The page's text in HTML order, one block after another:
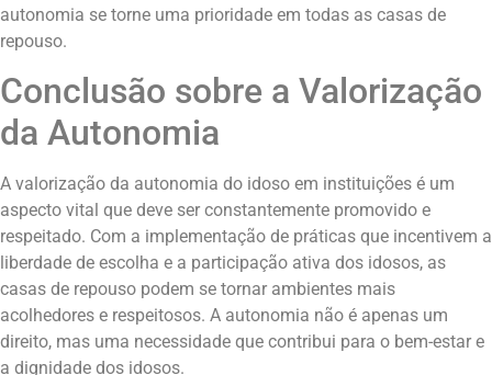
autonomia se torne uma prioridade em todas as casas de
repouso.
Conclusão sobre a Valorização
da Autonomia
A valorização da autonomia do idoso em instituições é um
aspecto vital que deve ser constantemente promovido e
respeitado. Com a implementação de práticas que incentivem a
liberdade de escolha e a participação ativa dos idosos, as
casas de repouso podem se tornar ambientes mais
acolhedores e respeitosos. A autonomia não é apenas um
direito, mas uma necessidade que contribui para o bem-estar e
a dignidade dos idosos.